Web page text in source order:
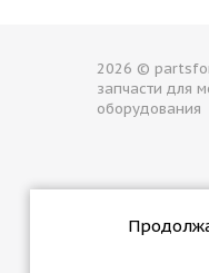
2026 ©
запчасти для
оборудования